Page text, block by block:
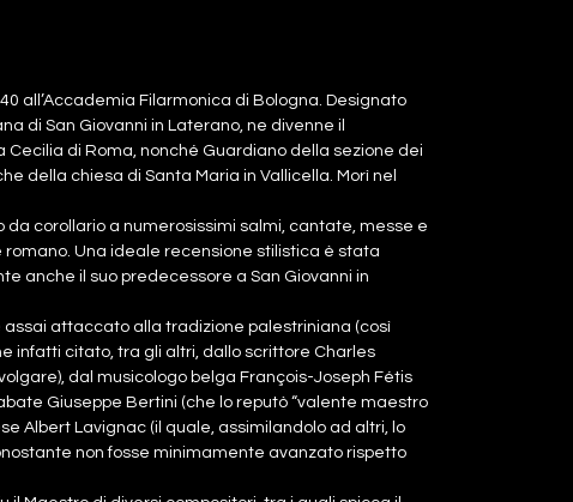
all’Accademia Filarmonica di Bologna. Designato
di San Giovanni in Laterano, ne divenne il
di Roma, nonché Guardiano della sezione dei
della chiesa di Santa Maria in Vallicella. Morì nel
corollario a numerosissimi salmi, cantate, messe e
Una ideale recensione stilistica è stata
anche il suo predecessore a San Giovanni in
assai attaccato alla tradizione palestriniana (così
infatti citato, tra gli altri, dallo scrittore Charles
dal musicologo belga François-Joseph Fétis
Giuseppe Bertini (che lo reputò “valente maestro
Albert Lavignac (il quale, assimilandolo ad altri, lo
non fosse minimamente avanzato rispetto